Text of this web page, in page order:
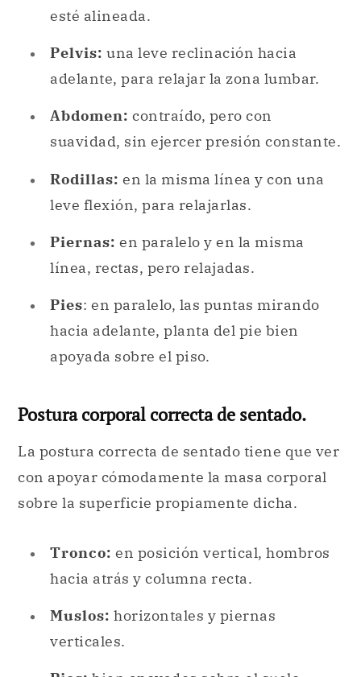
esté alineada.
Pelvis: una leve reclinación hacia
adelante, para relajar la zona lumbar.
Abdomen: contraído, pero con
suavidad, sin ejercer presión constante.
Rodillas: en la misma línea y con una
leve flexión, para relajarlas.
Piernas: en paralelo y en la misma
línea, rectas, pero relajadas.
Pies: en paralelo, las puntas mirando
hacia adelante, planta del pie bien
apoyada sobre el piso.
Postura corporal correcta de sentado.
La postura correcta de sentado tiene que ver
con apoyar cómodamente la masa corporal
sobre la superficie propiamente dicha.
Tronco: en posición vertical, hombros
hacia atrás y columna recta.
Muslos: horizontales y piernas
verticales.